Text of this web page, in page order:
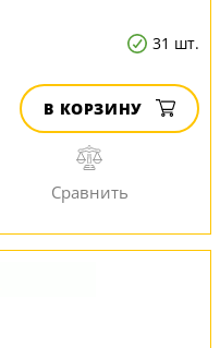
31 шт.
В КОРЗИНУ